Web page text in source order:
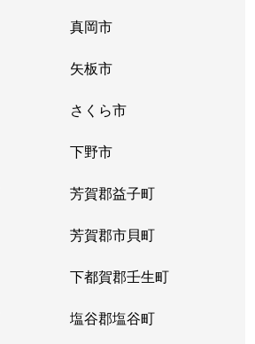
真岡市
矢板市
さくら市
下野市
芳賀郡益子町
芳賀郡市貝町
下都賀郡壬生町
塩谷郡塩谷町